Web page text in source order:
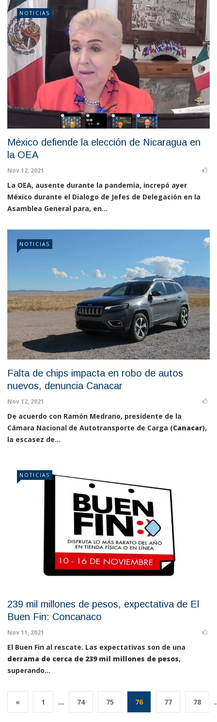
NOTICIAS
México defiende la elección de Nicaragua en
la OEA
Nov 12, 2021
La OEA, ausente durante la pandemia, increpó ayer
México durante el Dialogo de Jefes de Delegación en la
Asamblea General para, en...
NOTICIAS
Falta de chips impacta en robo de autos
nuevos, denuncia Canacar
Nov 12, 2021
De acuerdo con Ramón Medrano, presidente de la
Cámara Nacional de Autotransporte de Carga (Canacar),
la escasez de...
NOTICIAS
239 mil millones de pesos, expectativa de El
Buen Fin: Concanaco
Nov 11, 2021
El Buen Fin al rescate. Las expectativas son de una
derrama de cerca de 239 mil millones de pesos,
superando...
« 1 ... 74 75 76 77 78